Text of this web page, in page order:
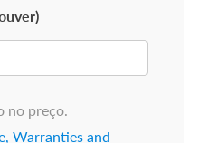
no preço.
Warranties and